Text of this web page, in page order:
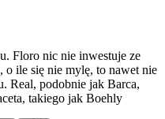
Floro nic nie inwestuje ze
ile się nie mylę, to nawet nie
Real, podobnie jak Barca,
takiego jak Boehly